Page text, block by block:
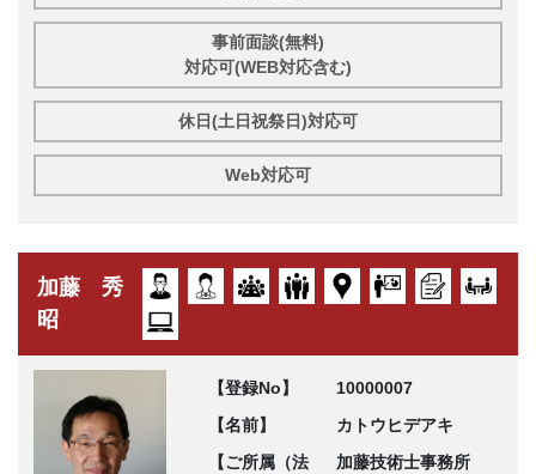
事前面談(無料)
対応可(WEB対応含む)
休日(土日祝祭日)対応可
Web対応可
加藤 秀
昭
【登録No】
10000007
【名前】
カトウヒデアキ
【ご所属（法
加藤技術士事務所